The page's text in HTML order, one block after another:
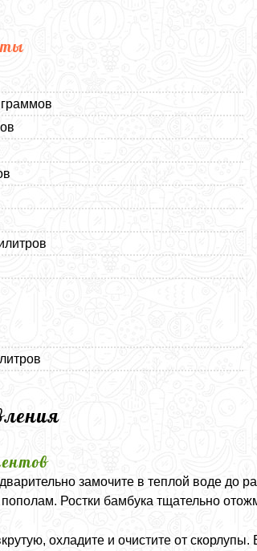
замочите в теплой воде до
Ростки бамбука тщательно
охладите и очистите от